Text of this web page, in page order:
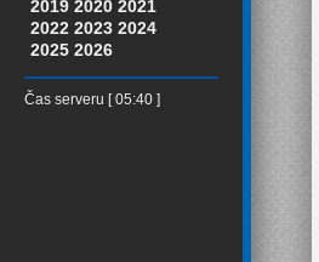
2019 2020 2021
2022 2023 2024
2025 2026
Čas serveru [ 05:40 ]